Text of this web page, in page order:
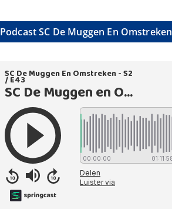
Podcast SC De Muggen En Omstreken